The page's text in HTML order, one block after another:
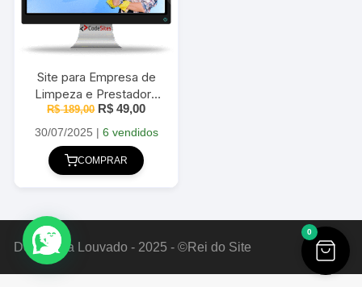
Site para Empresa de
Limpeza e Prestadora
de Serviços –
WordPress + Elementor
2025
R$189,00 O
original
era:
R$ 189,00.
R$ 49,00O
atual
30/07/2025 | 6 vendidos
COMPRAR
Deus Seja Louvado - 2025 - ©Rei do Site
0